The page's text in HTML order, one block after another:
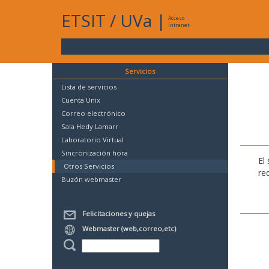
ETSIT / UVa |
Acceso
Intranet
Servicios
Lista de servicios
Cuenta Unix
Correo electrónico
Sala Hedy Lamarr
Laboratorio Virtual
Sincronización hora
Otros Servicios
Buzón webmaster
Felicitaciones y quejas
Webmaster (web,correo,etc)
El